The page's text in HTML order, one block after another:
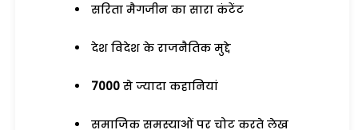
सरिता मैगजीन का सारा कंटेंट
देश विदेश के राजनैतिक मुद्दे
7000 से ज्यादा कहानियां
समाजिक समस्याओं पर चोट करते लेख